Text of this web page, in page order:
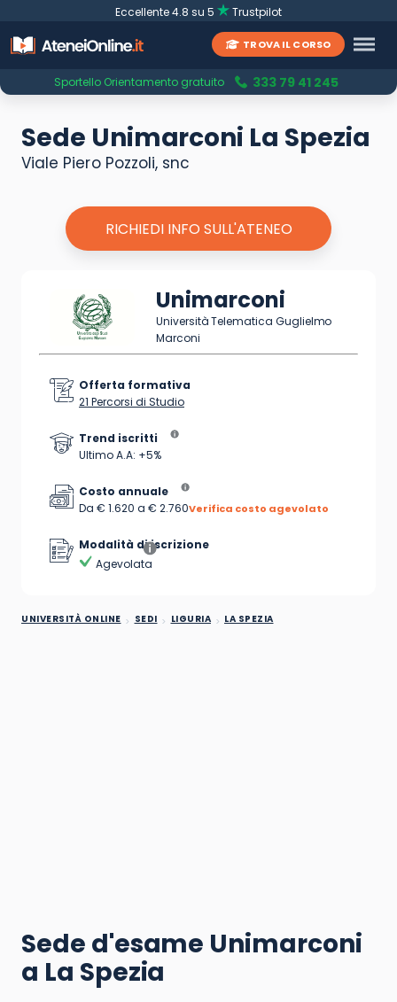
Eccellente 4.8 su 5 Trustpilot
TROVA IL CORSO
Sportello Orientamento gratuito 333 79 41 245
Sede Unimarconi La Spezia
Viale Piero Pozzoli, snc
RICHIEDI INFO SULL'ATENEO
Unimarconi
Università Telematica Guglielmo
Marconi
Offerta formativa
21 Percorsi di Studio
Trend iscritti
Ultimo A.A: +5%
Costo annuale
Da € 1.620 a € 2.760Verifica costo agevolato
Modalità di iscrizione
Agevolata
UNIVERSITÀ ONLINE SEDI LIGURIA LA SPEZIA
Sede d'esame Unimarconi
a La Spezia